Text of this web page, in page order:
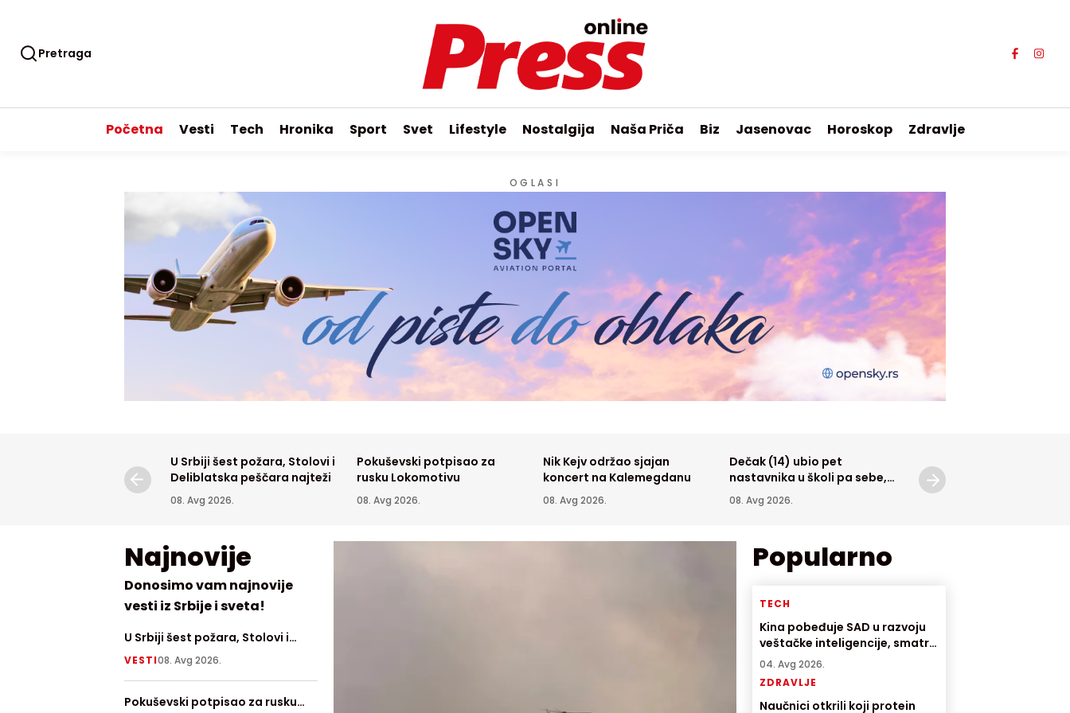
Pretraga
Početna Vesti Tech Hronika Sport Svet Lifestyle Nostalgija Naša Priča Biz Jasenovac Horoskop Zdravlje
OGLASI
U Srbiji šest požara, Stolovi i
Deliblatska peščara najteži
08. Avg 2026.
Pokuševski potpisao za
rusku Lokomotivu
08. Avg 2026.
Nik Kejv održao sjajan
koncert na Kalemegdanu
08. Avg 2026.
Dečak (14) ubio pet
nastavnika u školi pa sebe,
prethodno usmrtio babu i
dedu
08. Avg 2026.
laboratoriji
Najnovije
Donosimo vam najnovije
vesti iz Srbije i sveta!
U Srbiji šest požara, Stolovi i
Deliblatska peščara najteži
VESTI08. Avg 2026.
Pokuševski potpisao za rusku
Popularno
TECH
Kina pobeđuje SAD u razvoju
veštačke inteligencije, smatra
direktor američke AI
kompanije
04. Avg 2026.
ZDRAVLJE
Naučnici otkrili koji protein